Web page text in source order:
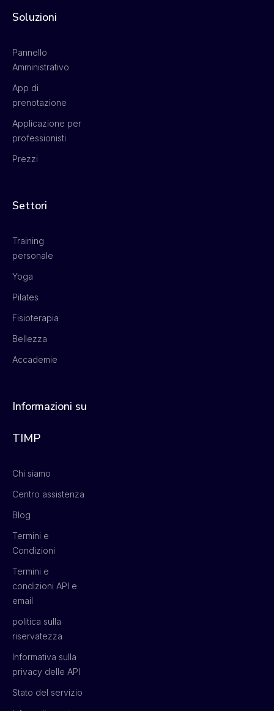
Soluzioni
Pannello
Amministrativo
App di
prenotazione
Applicazione per
professionisti
Prezzi
Settori
Training
personale
Yoga
Pilates
Fisioterapia
Bellezza
Accademie
Informazioni su
TIMP
Chi siamo
Centro assistenza
Blog
Termini e
Condizioni
Termini e
condizioni API e
email
politica sulla
riservatezza
Informativa sulla
privacy delle API
Stato del servizio